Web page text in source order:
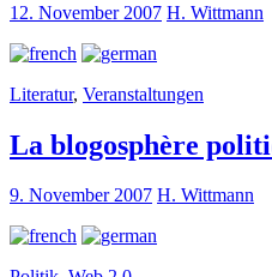
12. November 2007 H. Wittmann
Literatur, Veranstaltungen
La blogosphère
9. November 2007 H. Wittmann